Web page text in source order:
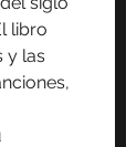
libro
y las